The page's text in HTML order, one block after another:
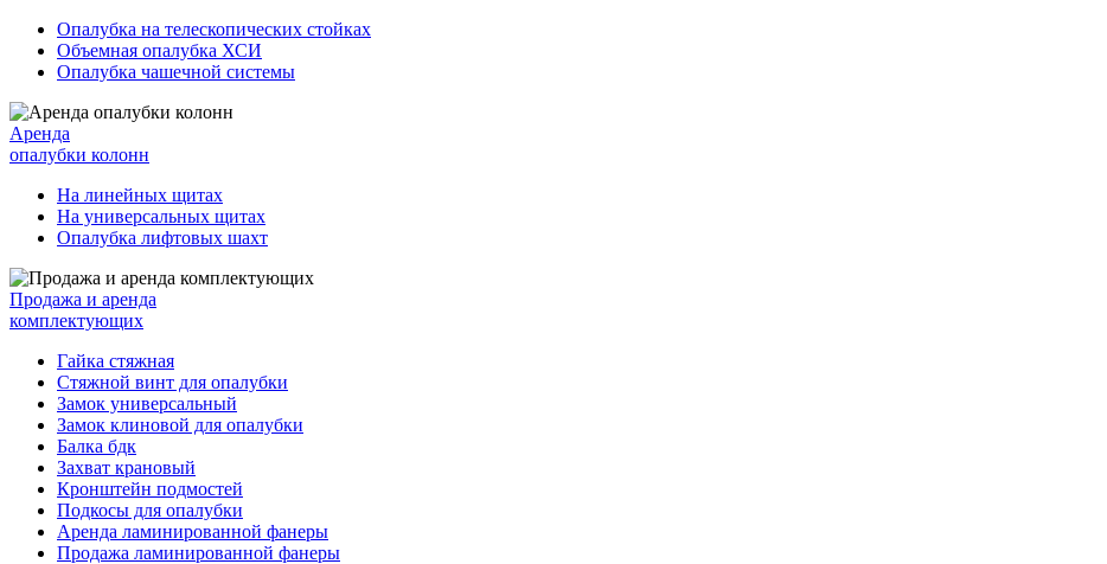
Опалубка на телескопических стойках
Объемная опалубка ХСИ
Опалубка чашечной системы
Аренда
опалубки колонн
На линейных щитах
На универсальных щитах
Опалубка лифтовых шахт
Продажа и аренда
комплектующих
Гайка стяжная
Стяжной винт для опалубки
Замок универсальный
Замок клиновой для опалубки
Балка бдк
Захват крановый
Кронштейн подмостей
Подкосы для опалубки
Аренда ламинированной фанеры
Продажа ламинированной фанеры